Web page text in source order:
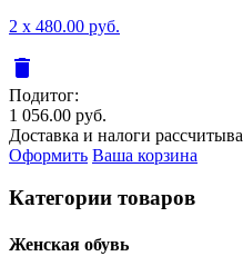
2 x 480.00 руб.
delete
Подитог:
1 056.00 руб.
Доставка и налоги
Оформить Ваша корзина
Категории товаров
Женcкая обувь